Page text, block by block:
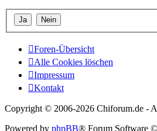
Foren-Übersicht
Alle Cookies löschen
Impressum
Kontakt
Copyright © 2006-2026 Chiforum.de -
Powered by phpBB® Forum Software